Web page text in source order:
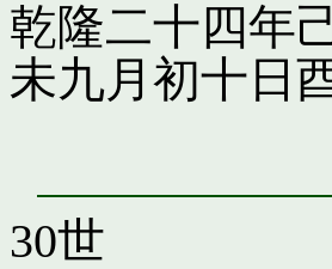
乾隆二十四年
未九月初十日
30世